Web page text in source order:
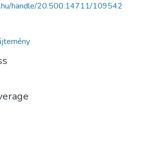
handle/20.500.14711/109542